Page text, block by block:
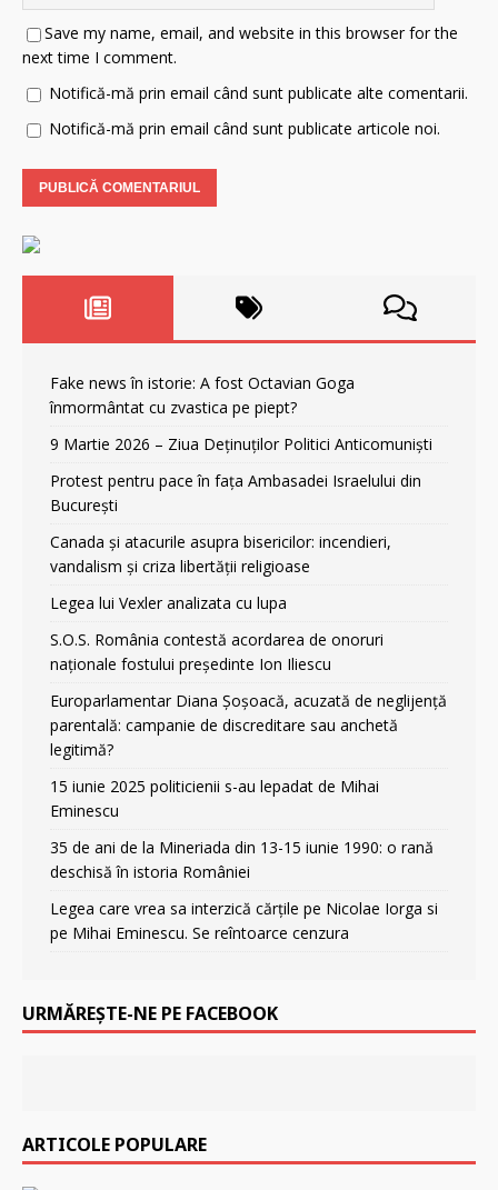
Save my name, email, and website in this browser for the
next time I comment.
Notifică-mă prin email când sunt publicate alte comentarii.
Notifică-mă prin email când sunt publicate articole noi.
Fake news în istorie: A fost Octavian Goga
înmormântat cu zvastica pe piept?
9 Martie 2026 – Ziua Deținuților Politici Anticomuniști
Protest pentru pace în fața Ambasadei Israelului din
București
Canada și atacurile asupra bisericilor: incendieri,
vandalism și criza libertății religioase
Legea lui Vexler analizata cu lupa
S.O.S. România contestă acordarea de onoruri
naționale fostului președinte Ion Iliescu
Europarlamentar Diana Șoșoacă, acuzată de neglijență
parentală: campanie de discreditare sau anchetă
legitimă?
15 iunie 2025 politicienii s-au lepadat de Mihai
Eminescu
35 de ani de la Mineriada din 13-15 iunie 1990: o rană
deschisă în istoria României
Legea care vrea sa interzică cărțile pe Nicolae Iorga si
pe Mihai Eminescu. Se reîntoarce cenzura
URMĂREȘTE-NE PE FACEBOOK
ARTICOLE POPULARE